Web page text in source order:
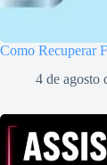
Como Recuperar
4 de agosto